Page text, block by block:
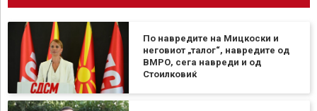
По навредите на Мицкоски и
неговиот „талог“, навредите од
ВМРО, сега навреди и од
Стоилковиќ